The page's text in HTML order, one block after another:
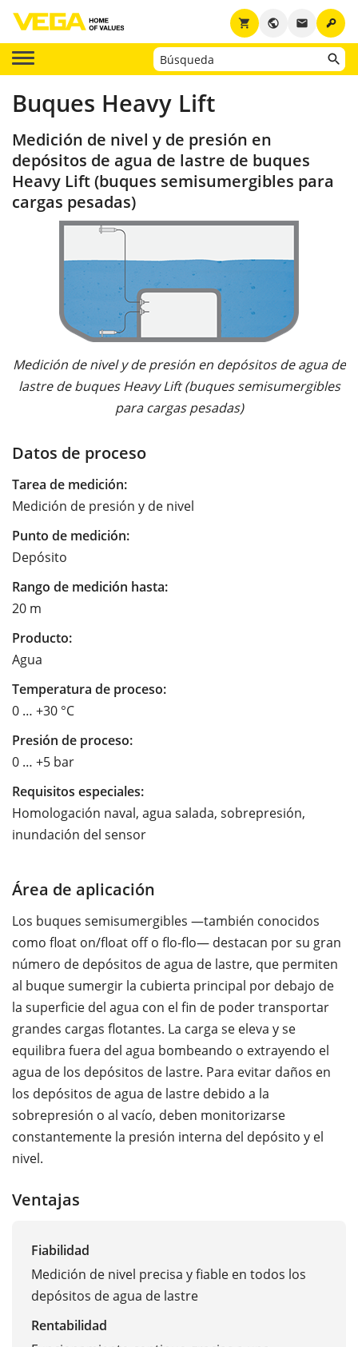
key
email
public
shopping_cart
Buques Heavy Lift
Medición de nivel y de presión en
depósitos de agua de lastre de buques
Heavy Lift (buques semisumergibles para
cargas pesadas)
Medición de nivel y de presión en depósitos de agua de
lastre de buques Heavy Lift (buques semisumergibles
para cargas pesadas)
Datos de proceso
Tarea de medición:
Medición de presión y de nivel
Punto de medición:
Depósito
Rango de medición hasta:
20 m
Producto:
Agua
Temperatura de proceso:
0 … +30 °C
Presión de proceso:
0 … +5 bar
Requisitos especiales:
Homologación naval, agua salada, sobrepresión,
inundación del sensor
Área de aplicación
Los buques semisumergibles —también conocidos
como float on/float off o flo-flo— destacan por su gran
número de depósitos de agua de lastre, que permiten
al buque sumergir la cubierta principal por debajo de
la superficie del agua con el fin de poder transportar
grandes cargas flotantes. La carga se eleva y se
equilibra fuera del agua bombeando o extrayendo el
agua de los depósitos de lastre. Para evitar daños en
los depósitos de agua de lastre debido a la
sobrepresión o al vacío, deben monitorizarse
constantemente la presión interna del depósito y el
nivel.
Ventajas
Fiabilidad
Medición de nivel precisa y fiable en todos los
depósitos de agua de lastre
Rentabilidad